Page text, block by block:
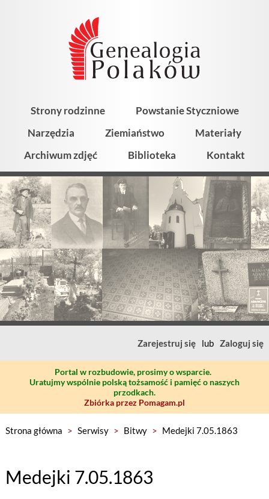
Strony rodzinne
Powstanie Styczniowe
Narzędzia
Ziemiaństwo
Materiały
Archiwum zdjęć
Biblioteka Kontakt
Zarejestruj się lub Zaloguj się
Portal w rozbudowie, prosimy o wsparcie.
Uratujmy wspólnie polską tożsamość i pamięć o naszych
przodkach.
Zbiórka przez Pomagam.pl
Strona główna > Serwisy > Bitwy > Medejki 7.05.1863
Medejki 7.05.1863